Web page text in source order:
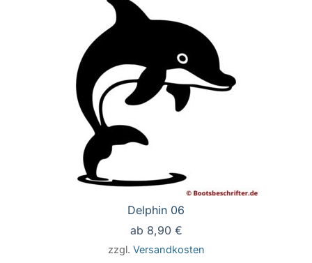
Delphin 06
ab 8,90 €
zzgl. Versandkosten